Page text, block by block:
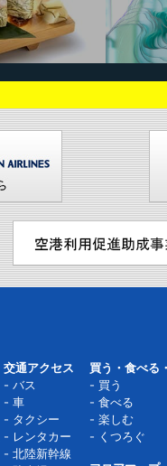
交通アクセス
バス
車
タクシー
レンタカー
北陸新幹線
買う・食べる
買う
食べる
楽しむ
くつろぐ